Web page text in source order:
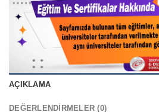
AÇIKLAMA
DEĞERLENDIRMELER (0)